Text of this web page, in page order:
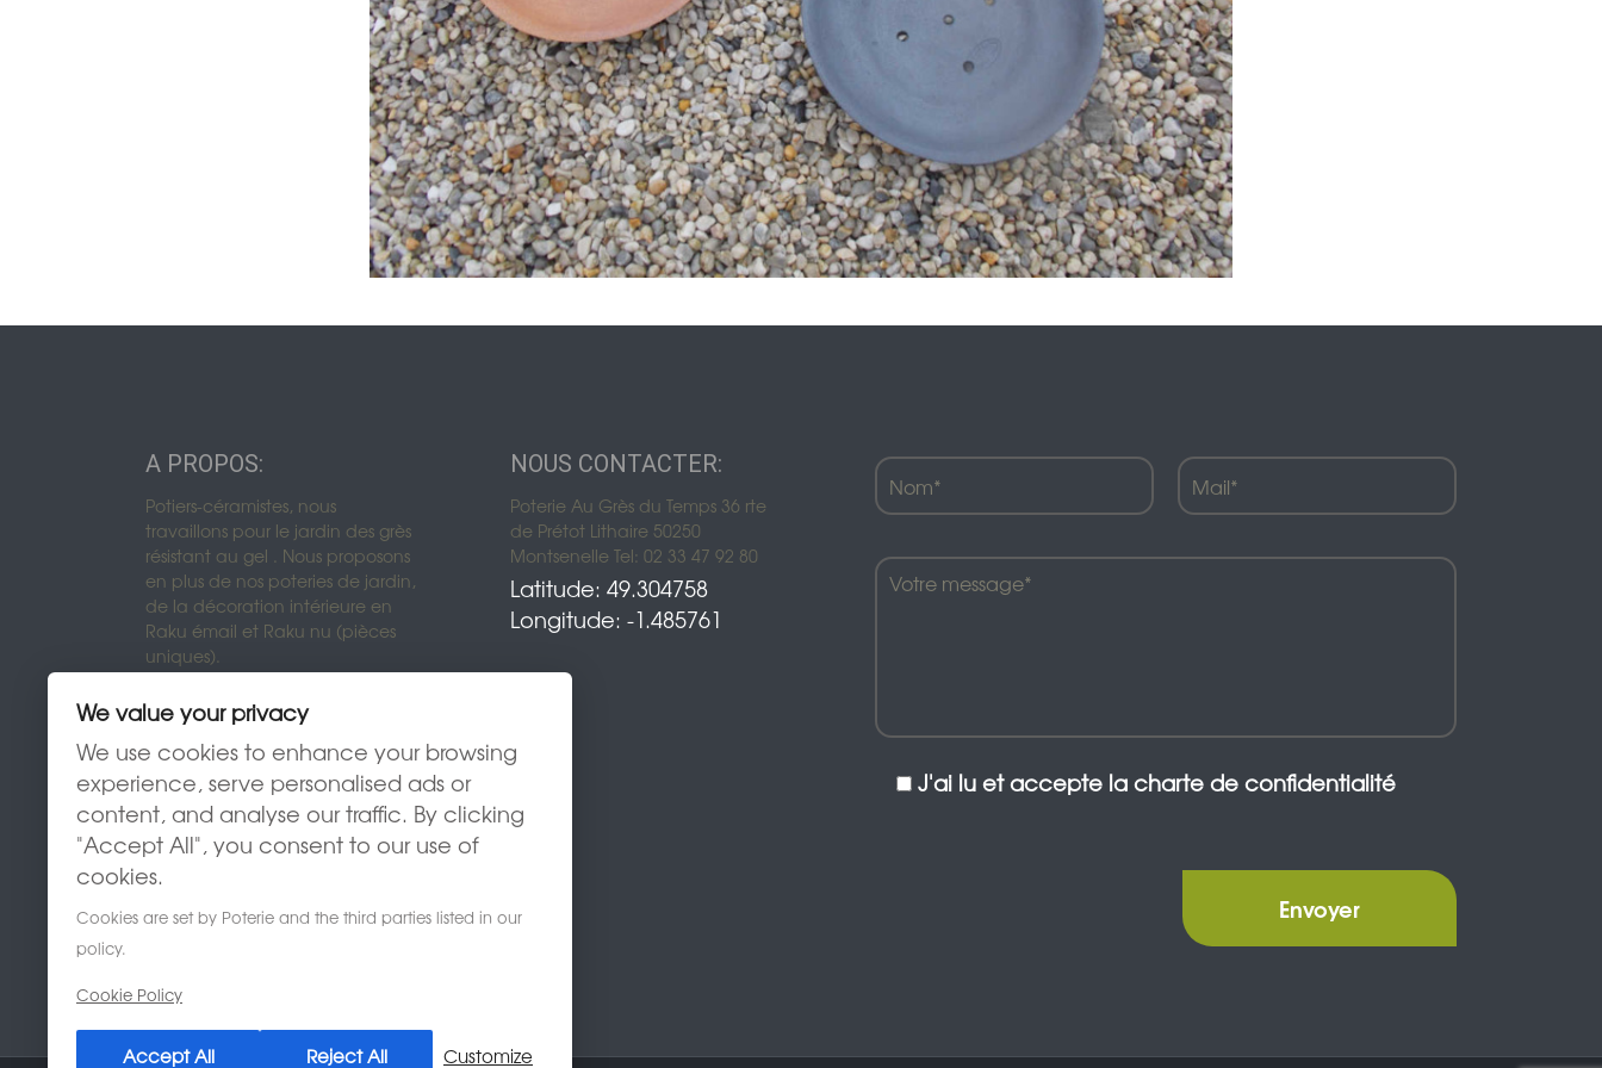
Décoration de jardin
Bordures de jardin
Créez votre mobile
Urnes funéraires
Urnes funéraires
Urnes funéraires pour animaux
A PROPOS:
Potiers-céramistes, nous
travaillons pour le jardin des grès
résistant au gel . Nous proposons
en plus de nos poteries de jardin,
de la décoration intérieure en
Raku émail et Raku nu (pièces
uniques).
NOUS CONTACTER:
Poterie Au Grès du Temps 36 rte
de Prétot Lithaire 50250
Montsenelle Tel: 02 33 47 92 80
Latitude: 49.304758
Longitude: -1.485761
J'ai lu et accepte la charte de confidentialité
We value your privacy
We use cookies to enhance your browsing
experience, serve personalised ads or
content, and analyse our traffic. By clicking
"Accept All", you consent to our use of
cookies.
Cookies are set by Poterie and the third parties listed in our
policy.
Cookie Policy
Accept All Reject All Customize